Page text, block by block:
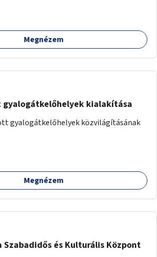
Megnézem
kialakítása
gyalogátkelőhelyek közvilágításának
Megnézem
és Kulturális Központ